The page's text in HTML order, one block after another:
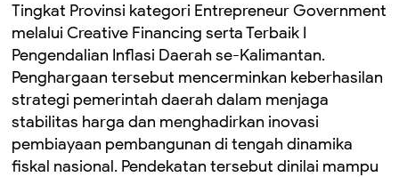
Tingkat Provinsi kategori Entrepreneur Government
melalui Creative Financing serta Terbaik I
Pengendalian Inflasi Daerah se-Kalimantan.
Penghargaan tersebut mencerminkan keberhasilan
strategi pemerintah daerah dalam menjaga
stabilitas harga dan menghadirkan inovasi
pembiayaan pembangunan di tengah dinamika
fiskal nasional. Pendekatan tersebut dinilai mampu